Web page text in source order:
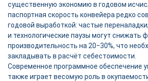
существенную экономию в годовом
паспортная скорость конвейера редко
годовой выработкой: частые
и технологические паузы могут снижать
производительность на 20‒30%, что
закладывать в расчёт себестоимости.
Современное программное обеспечение
также играет весомую роль в